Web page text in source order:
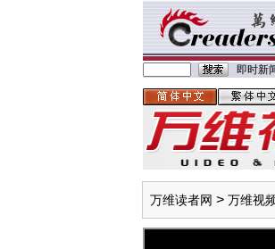
即时新
万维读者网 > 万维视